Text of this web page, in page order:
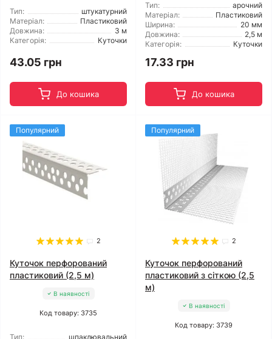
Тип:
штукатурний
Матеріал:
Пластиковий
Довжина:
3 м
Категорія:
Куточки
43.05 грн
До кошика
Тип:
арочний
Матеріал:
Пластиковий
Ширина:
20 мм
Довжина:
2,5 м
Категорія:
Куточки
17.33 грн
До кошика
Популярний
2
Куточок перфорований
пластиковий (2,5 м)
В наявності
Код товару: 3735
Тип:
шпаклювальний
Популярний
2
Куточок перфорований
пластиковий з сіткою (2,5
м)
В наявності
Код товару: 3739